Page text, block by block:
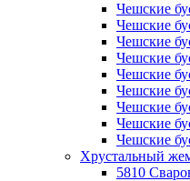
Чешские
Чешские
Чешские
Чешские
Чешские
Чешские
Чешские
Чешские
Чешские
Хрустальный
5810